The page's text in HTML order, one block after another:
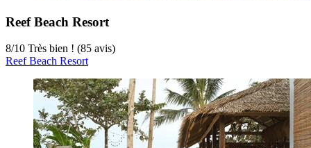
Reef Beach Resort
8/10 Très bien ! (85 avis)
Reef Beach Resort